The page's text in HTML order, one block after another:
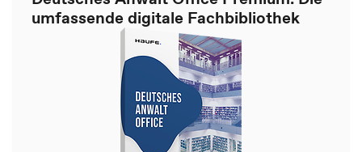
umfassende digitale Fachbibliothek